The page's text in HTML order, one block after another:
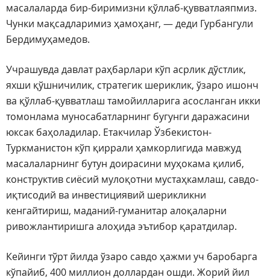
масалаларда бир-биримизни қўллаб-қувватлаяпмиз.
Чунки мақсадларимиз ҳамоҳанг, — деди Гурбангули
Бердимуҳамедов.
Учрашувда давлат раҳбарлари кўп асрлик дўстлик,
яхши қўшничилик, стратегик шериклик, ўзаро ишонч
ва қўллаб-қувватлаш тамойилларига асосланган икки
томонлама муносабатларнинг бугунги даражасини
юксак баҳоладилар. Етакчилар Ўзбекистон-
Туркманистон кўп қиррали ҳамкорлигида мавжуд
масалаларнинг бутун доирасини муҳокама қилиб,
конструктив сиёсий мулоқотни мустаҳкамлаш, савдо-
иқтисодий ва инвестициявий шерикликни
кенгайтириш, маданий-гуманитар алоқаларни
ривожлантиришга алоҳида эътибор қаратдилар.
Кейинги тўрт йилда ўзаро савдо ҳажми уч баробарга
кўпайиб, 400 миллион доллардан ошди. Жорий йил